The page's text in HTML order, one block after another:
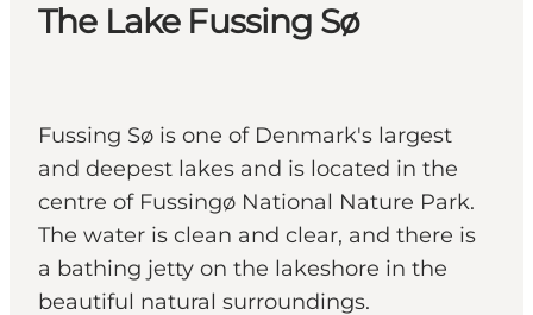
The Lake Fussing Sø
Fussing Sø is one of Denmark's largest
and deepest lakes and is located in the
centre of Fussingø National Nature Park.
The water is clean and clear, and there is
a bathing jetty on the lakeshore in the
beautiful natural surroundings.